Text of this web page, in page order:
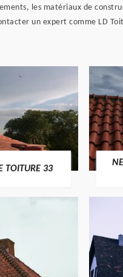
les matériaux de
un expert comme LD
TOITURE 33